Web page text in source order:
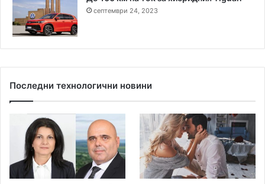
септември 24, 2023
Последни технологични новини